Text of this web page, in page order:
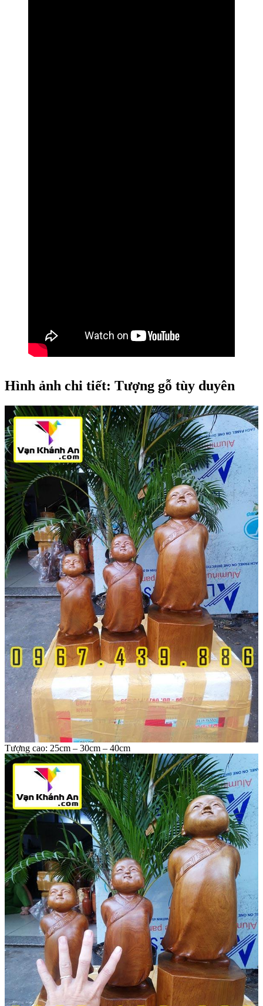
Hình ảnh chi tiết: Tượng gỗ tùy duyên
Tượng cao: 25cm – 30cm – 40cm